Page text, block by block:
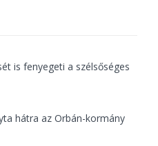
is fenyegeti a szélsőséges
hátra az Orbán-kormány